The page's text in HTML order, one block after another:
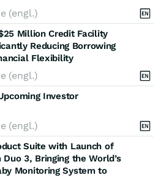
(engl.)
Million Credit Facility
Reducing Borrowing
Flexibility
(engl.)
Investor
(engl.)
Suite with Launch of
3, Bringing the World’s
Monitoring System to